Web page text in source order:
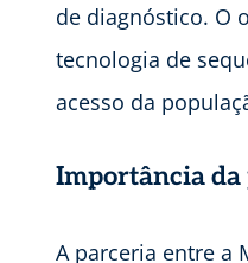
de diagnóstico. O
tecnologia de
acesso da
Importância
A parceria entre a